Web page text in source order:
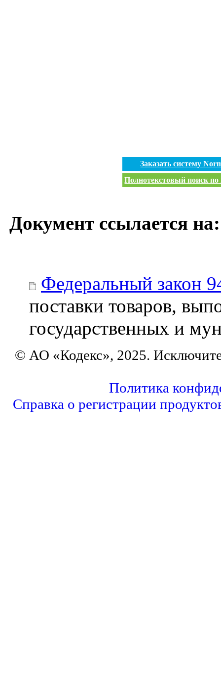
Заказать систему
Полнотекстовый поиск по
Документ ссылается на:
Федеральный закон
поставки товаров,
государственных и
© АО «Кодекс», 2025.
Политика
Справка о регистрации